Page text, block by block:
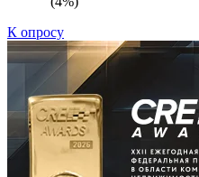
К опросу